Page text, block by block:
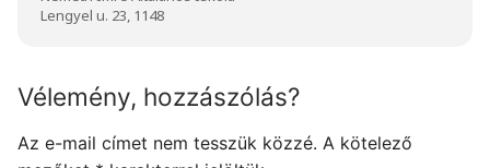
Lengyel u. 23, 1148
Vélemény, hozzászólás?
Az e-mail címet nem tesszük közzé. A kötelező